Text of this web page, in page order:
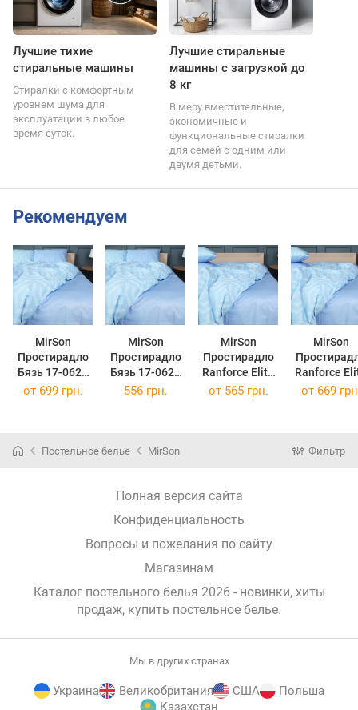
Лучшие тихие
стиральные машины
Стиралки с комфортным
уровнем шума для
эксплуатации в любое
время суток.
Лучшие стиральные
машины с загрузкой до
8 кг
В меру вместительные,
экономичные и
функциональные стиралки
для семей с одним или
двумя детьми.
Рекомендуем
MirSon
Простирадло
Бязь 17-0628
Diamond Blue
MirSon
Простирадло
Бязь 17-0628
Diamond Blue
MirSon
Простирадло
Ranforce Elite
17-0628
MirSon
Ranforce
17-0628
от 699 грн. 556 грн. от 565 грн. от 669
Постельное белье MirSon Фильтр
Полная версия сайта
Конфиденциальность
Вопросы и пожелания по сайту
Магазинам
Каталог постельного белья 2026 - новинки, хиты
продаж, купить постельное белье.
Мы в других странах
Украина Великобритания США
Польша
Казахстан